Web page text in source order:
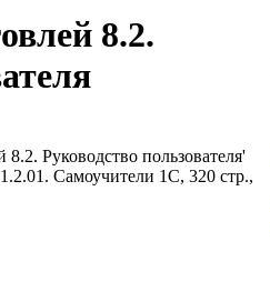
8.2.
Руководство пользователя'
Самоучители 1С, 320 стр.,